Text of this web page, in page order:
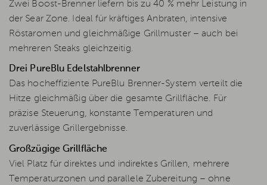
Zwei Boost-Brenner liefern bis zu 40 % mehr Leistung in
der Sear Zone. Ideal für kräftiges Anbraten, intensive
Röstaromen und gleichmäßige Grillmuster – auch bei
mehreren Steaks gleichzeitig.
Drei PureBlu Edelstahlbrenner
Das hocheffiziente PureBlu Brenner-System verteilt die
Hitze gleichmäßig über die gesamte Grillfläche. Für
präzise Steuerung, konstante Temperaturen und
zuverlässige Grillergebnisse.
Großzügige Grillfläche
Viel Platz für direktes und indirektes Grillen, mehrere
Temperaturzonen und parallele Zubereitung – ohne